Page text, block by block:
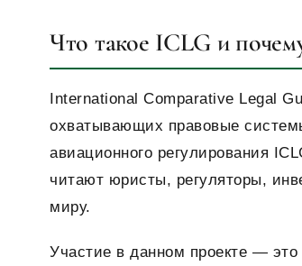
Что такое ICLG и
International Comparative Legal
охватывающих правовые
авиационного регулирования
читают юристы, регуляторы,
миру.
Участие в данном проекте — это